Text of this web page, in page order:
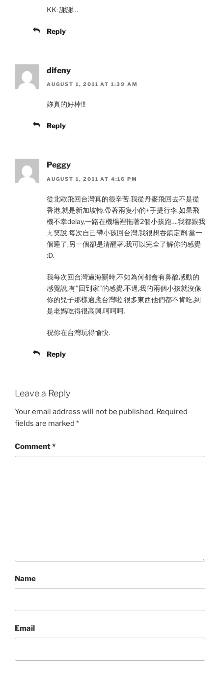
KK: 謝謝…
Reply
difeny
AUGUST 1, 2011 AT 1:39 AM
妳真的好棒!!!
Reply
Peggy
AUGUST 1, 2011 AT 4:16 PM
從北歐飛回台灣真的很辛苦,我從丹麥飛回去不是從
香港,就是新加坡轉.帶著兩隻小的+手提行李.如果飛
機不幸delay,一路在機場裡拖著2個小孩跑….我都跟我
ㄤ笑說,每次自己帶小孩回台灣,我很想吞鎮定劑.當一
個睡了,另一個卻是清醒著.我可以完全了解你的感覺
:D.
我每次回台灣過海關時,不知為何都會有鼻酸感動的
感覺說,有”回到家”的感覺.不過,我的兩個小孩就沒像
你的兒子那樣適應台灣啦,很多東西他們都不肯吃,到
是老媽吃得很高興.呵呵呵.
祝你在台灣玩得愉快.
Reply
Leave a Reply
Your email address will not be published. Required
fields are marked *
Comment*
Name
Email